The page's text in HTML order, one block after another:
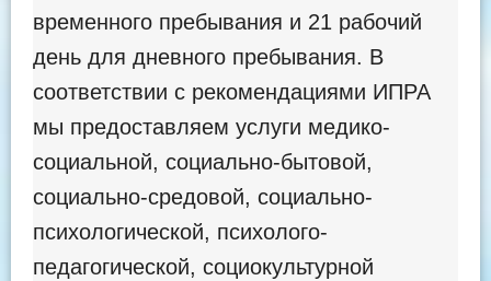
временного пребывания и 21 рабочий
день для дневного пребывания. В
соответствии с рекомендациями ИПРА
мы предоставляем услуги медико-
социальной, социально-бытовой,
социально-средовой, социально-
психологической, психолого-
педагогической, социокультурной